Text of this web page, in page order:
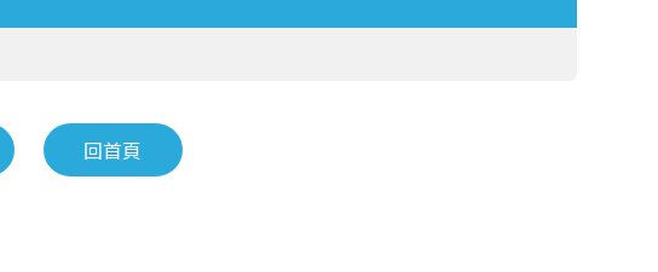
回首頁